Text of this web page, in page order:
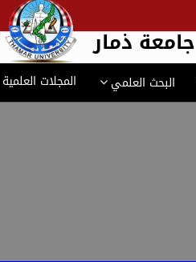
جامعة ذمار
البحث العلمي المجلات العلمية